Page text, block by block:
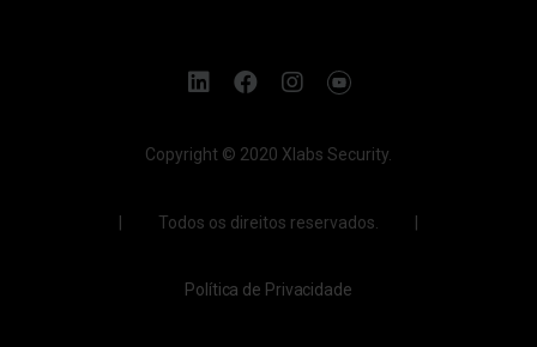
Copyright © 2020 Xlabs Security.
| Todos os direitos reservados. |
Política de Privacidade